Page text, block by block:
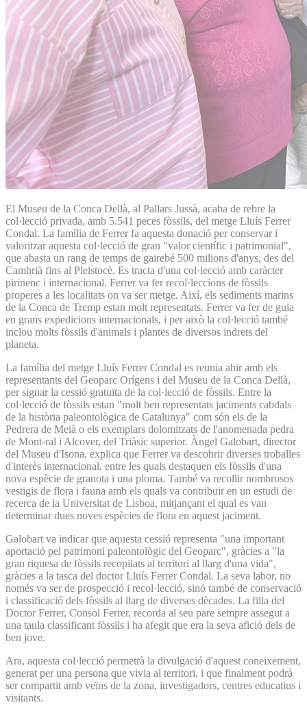
El Museu de la Conca Dellà, al Pallars Jussà, acaba de rebre la
col·lecció privada, amb 5.541 peces fòssils, del metge Lluís Ferrer
Condal. La família de Ferrer fa aquesta donació per conservar i
valoritzar aquesta col·lecció de gran "valor científic i patrimonial",
que abasta un rang de temps de gairebé 500 milions d'anys, des del
Cambrià fins al Pleistocè. Es tracta d'una col·lecció amb caràcter
pirinenc i internacional. Ferrer va fer recol·leccions de fòssils
properes a les localitats on va ser metge. Així, els sediments marins
de la Conca de Tremp estan molt representats. Ferrer va fer de guia
en grans expedicions internacionals, i per això la col·lecció també
inclou molts fòssils d'animals i plantes de diversos indrets del
planeta.
La família del metge Lluís Ferrer Condal es reunia ahir amb els
representants del Geoparc Orígens i del Museu de la Conca Dellà,
per signar la cessió gratuïta de la col·lecció de fòssils. Entre la
col·lecció de fòssils estan "molt ben representats jaciments cabdals
de la història paleontològica de Catalunya" com són els de la
Pedrera de Meià o els exemplars dolomitzats de l'anomenada pedra
de Mont-ral i Alcover, del Triàsic superior. Àngel Galobart, director
del Museu d'Isona, explica que Ferrer va descobrir diverses troballes
d'interès internacional, entre les quals destaquen els fòssils d'una
nova espècie de granota i una ploma. També va recollir nombrosos
vestigis de flora i fauna amb els quals va contribuir en un estudi de
recerca de la Universitat de Lisboa, mitjançant el qual es van
determinar dues noves espècies de flora en aquest jaciment.
Galobart va indicar que aquesta cessió representa "una important
aportació pel patrimoni paleontològic del Geoparc", gràcies a "la
gran riquesa de fòssils recopilats al territori al llarg d'una vida",
gràcies a la tasca del doctor Lluís Ferrer Condal. La seva labor, no
només va ser de prospecció i recol·lecció, sinó també de conservació
i classificació dels fòssils al llarg de diverses dècades. La filla del
Doctor Ferrer, Consol Ferrer, recorda al seu pare sempre assegut a
una taula classificant fòssils i ha afegit que era la seva afició dels de
ben jove.
Ara, aquesta col·lecció permetrà la divulgació d'aquest coneixement,
generat per una persona que vivia al territori, i que finalment podrà
ser compartit amb veïns de la zona, investigadors, centres educatius i
visitants.